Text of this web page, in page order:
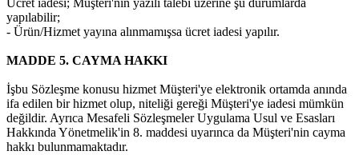
Ücret iadesi; Müşteri'nin yazılı talebi üzerine şu durumlarda
yapılabilir;
- Ürün/Hizmet yayına alınmamışsa ücret iadesi yapılır.
MADDE 5. CAYMA HAKKI
İşbu Sözleşme konusu hizmet Müşteri'ye elektronik ortamda anında
ifa edilen bir hizmet olup, niteliği gereği Müşteri'ye iadesi mümkün
değildir. Ayrıca Mesafeli Sözleşmeler Uygulama Usul ve Esasları
Hakkında Yönetmelik'in 8. maddesi uyarınca da Müşteri'nin cayma
hakkı bulunmamaktadır.